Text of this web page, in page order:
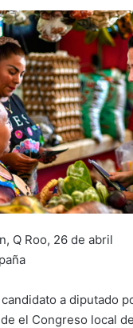
Q Roo, 26 de abril
a diputado
el Congreso local